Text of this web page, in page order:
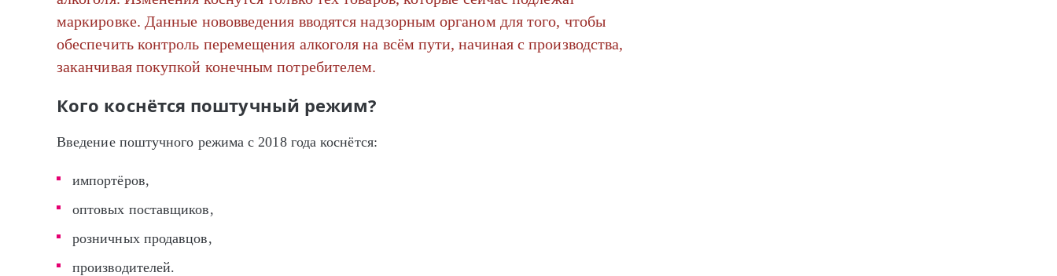
маркировке. Данные нововведения вводятся надзорным органом для того, чтобы
обеспечить контроль перемещения алкоголя на всём пути, начиная с производства,
заканчивая покупкой конечным потребителем.
Кого коснётся поштучный режим?
Введение поштучного режима с 2018 года коснётся:
импортёров,
оптовых поставщиков,
розничных продавцов,
производителей.